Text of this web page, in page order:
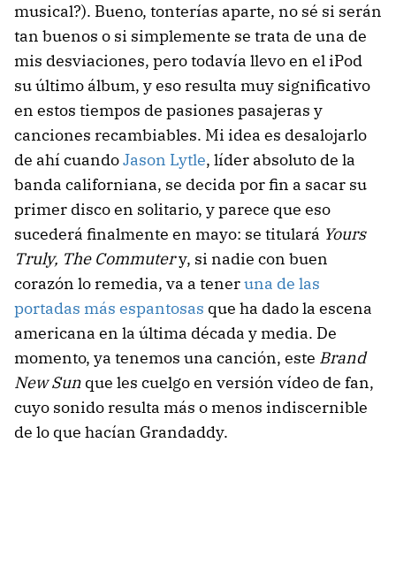
musical?). Bueno, tonterías aparte, no sé si serán
tan buenos o si simplemente se trata de una de
mis desviaciones, pero todavía llevo en el iPod
su último álbum, y eso resulta muy significativo
en estos tiempos de pasiones pasajeras y
canciones recambiables. Mi idea es desalojarlo
de ahí cuandoJason Lytle, líder absoluto de la
banda californiana, se decida por fin a sacar su
primer disco en solitario, y parece que eso
sucederá finalmente en mayo: se titulará Yours
Truly, The Commutery, si nadie con buen
corazón lo remedia, va a teneruna de las
portadas más espantosas que ha dado la escena
americana en la última década y media. De
momento, ya tenemos una canción, este Brand
New Sun que les cuelgo en versión vídeo de fan,
cuyo sonido resulta más o menos indiscernible
de lo que hacían Grandaddy.